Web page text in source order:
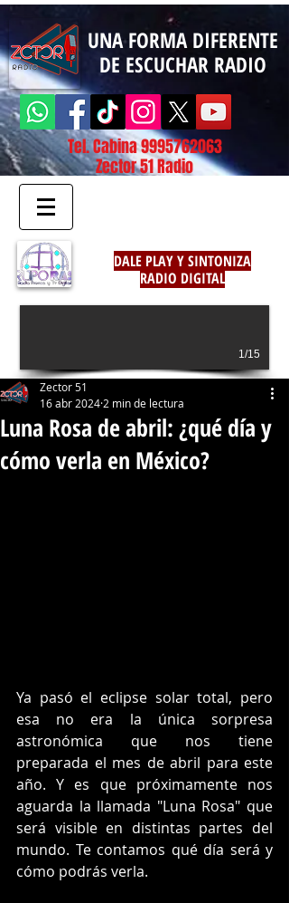
UNA FORMA DIFERENTE
DE ESCUCHAR RADIO
Tel. Cabina9995762063
Zector 51 Radio
DALE PLAY Y SINTONIZA
RADIO DIGITAL
1/15
Luna Rosa de abril: ¿qué día y
cómo verla en México?
Zector 51
16 abr 2024 2 min de lectura
Ya pasó el eclipse solar total, pero
esa no era la única sorpresa
astronómica que nos tiene
preparada el mes de abril para este
año. Y es que próximamente nos
aguarda la llamada "Luna Rosa" que
será visible en distintas partes del
mundo. Te contamos qué día será y
cómo podrás verla.